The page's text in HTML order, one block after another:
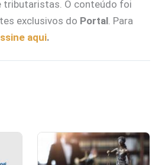
tributaristas. O conteúdo foi
exclusivos do Portal . Para
aqui.